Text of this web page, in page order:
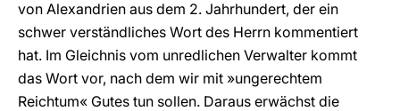
von Alexandrien aus dem 2. Jahrhundert, der ein
schwer verständliches Wort des Herrn kommentiert
hat. Im Gleichnis vom unredlichen Verwalter kommt
das Wort vor, nach dem wir mit »ungerechtem
Reichtum« Gutes tun sollen. Daraus erwächst die